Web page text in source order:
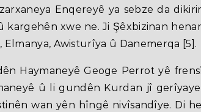
Enqereyê ya sebze da
xwe ne. Ji Şêxbizinan
Awisturîya û Danemerqa [5].
Haymaneyê Geoge Perrot yê
û li gundên Kurdan jî
wan yên hîngê nivîsandîye. Di